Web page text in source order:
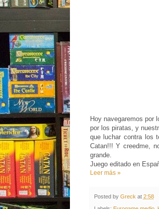
Hoy navegaremos por
por los piratas, y
que luchar contra los
Catan!!! Y creedme,
grande.
Juego editado en
Leer más »
Posted by Greck at 2:58